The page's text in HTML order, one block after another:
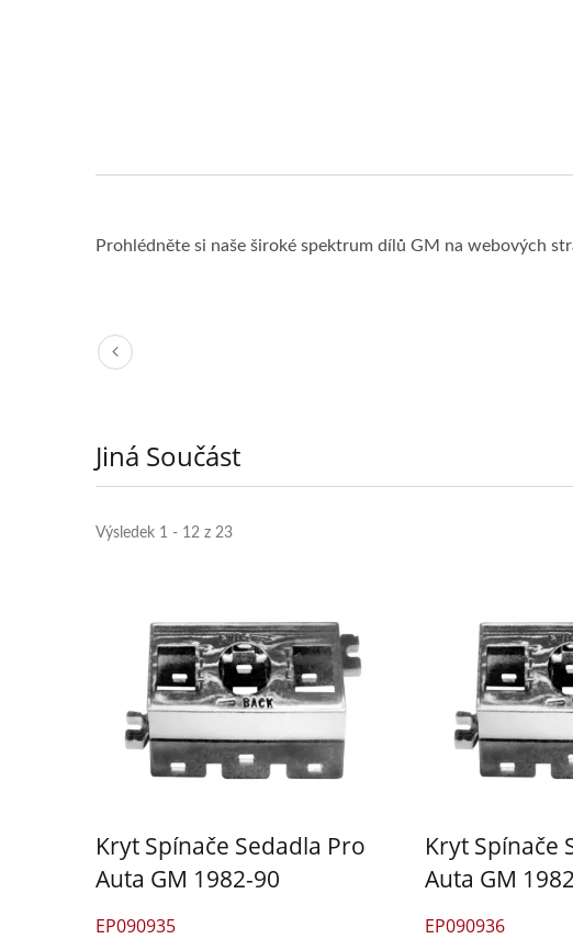
Prohlédněte si naše široké spektrum dílů GM na webových
Jiná Součást
Výsledek 1 - 12 z 23
Kryt Spínače Sedadla Pro
Auta GM 1982-90
EP090935
Kryt Spínače
Auta GM
EP090936